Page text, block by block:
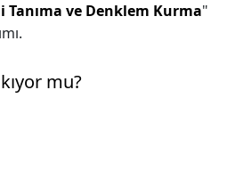
ve Denklem Kurma"
mu?